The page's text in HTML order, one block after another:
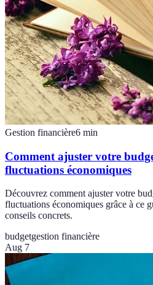
Gestion financière6 min
Comment ajuster votre
fluctuations économiques
Découvrez comment ajuster votre
fluctuations économiques grâce à ce
conseils concrets.
budgetgestion financière
Aug 7